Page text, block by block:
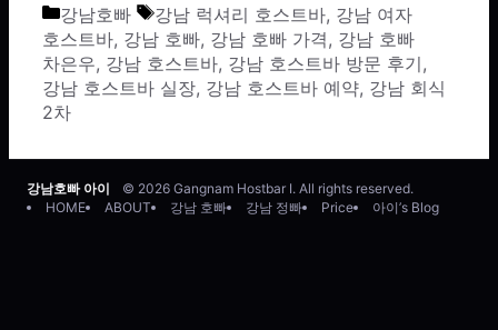
카테고리
강남호빠 태그
강남 럭셔리 호스트바, 강남 여자
호스트바, 강남 호빠, 강남 호빠 가격, 강남 호빠
차은우, 강남 호스트바, 강남 호스트바 방문 후기,
강남 호스트바 실장, 강남 호스트바 예약, 강남 회식
2차
강남호빠 아이
© 2026 Gangnam Hostbar I. All rights reserved.
HOME
ABOUT 강남 호빠 강남 정빠 Price 아이’s Blog